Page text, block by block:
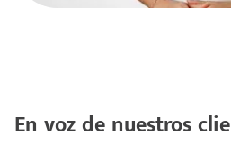
En voz de nuestros